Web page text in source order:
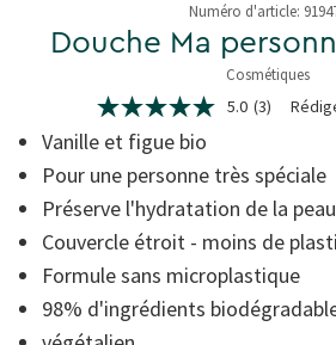
Numéro d'article:
Douche Ma
Cosmétiques
4.3 de 5 étoiles
5.0
étoiles
sur
5,
valeur
de
note
moyenne.
Read
3
Reviews.
5.0 (3)
Vanille et figue bio
Pour une personne très spéciale
Préserve l'hydratation de la peau
Couvercle étroit - moins de
Formule sans microplastique
98% d'ingrédients